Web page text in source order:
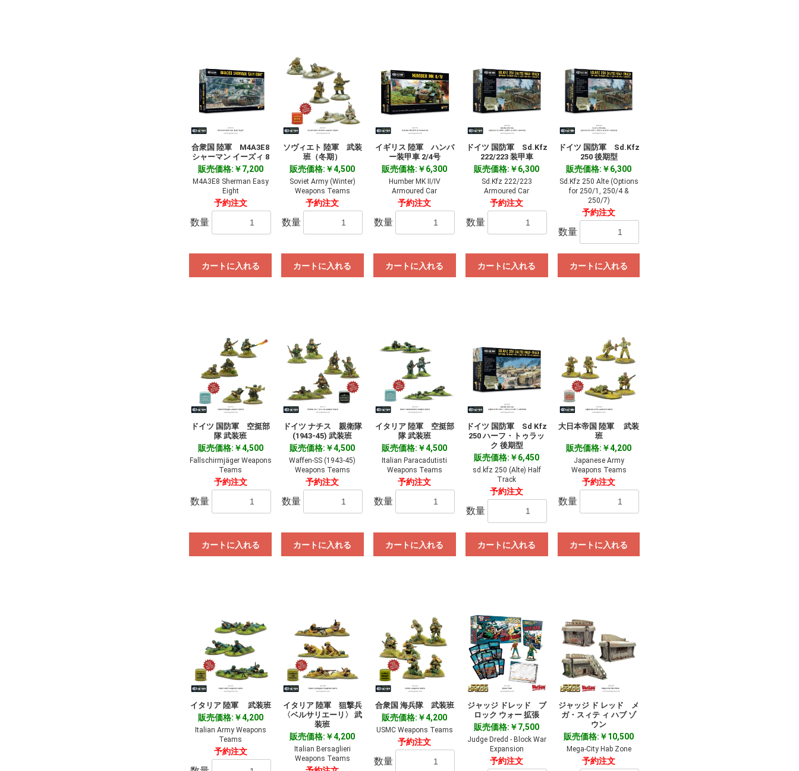
合衆国 陸軍 M4A3E8
シャーマン イーズィ 8
販売価格:￥7,200
M4A3E8 Sherman Easy
Eight
予約注文
数量
カートに入れる
ソヴィエト 陸軍 武装
班（冬期）
販売価格:￥4,500
Soviet Army (Winter)
Weapons Teams
予約注文
数量
カートに入れる
イギリス 陸軍 ハンバ
ー装甲車 2/4号
販売価格:￥6,300
Humber MK II/IV
Armoured Car
予約注文
数量
カートに入れる
ドイツ 国防軍 Sd.Kfz
222/223 装甲車
販売価格:￥6,300
Sd.Kfz 222/223
Armoured Car
予約注文
数量
カートに入れる
ドイツ 国防軍 Sd.Kfz
250 後期型
販売価格:￥6,300
Sd.Kfz 250 Alte (Options
for 250/1, 250/4 &
250/7)
予約注文
数量
カートに入れる
ドイツ 国防軍 空挺部
隊 武装班
販売価格:￥4,500
Fallschirmjäger Weapons
Teams
予約注文
数量
カートに入れる
ドイツ ナチス 親衛隊
(1943-45) 武装班
販売価格:￥4,500
Waffen-SS (1943-45)
Weapons Teams
予約注文
数量
カートに入れる
イタリア 陸軍 空挺部
隊 武装班
販売価格:￥4,500
Italian Paracadutisti
Weapons Teams
予約注文
数量
カートに入れる
ドイツ 国防軍 Sd Kfz
250 ハーフ・トゥラッ
ク 後期型
販売価格:￥6,450
sd.kfz 250 (Alte) Half
Track
予約注文
数量
カートに入れる
大日本帝国 陸軍 武装
班
販売価格:￥4,200
Japanese Army
Weapons Teams
予約注文
数量
カートに入れる
イタリア 陸軍 武装班
販売価格:￥4,200
Italian Army Weapons
Teams
予約注文
イタリア 陸軍 狙撃兵
〈ベルサリエーリ〉 武
装班
販売価格:￥4,200
Italian Bersaglieri
Weapons Teams
合衆国 海兵隊 武装班
販売価格:￥4,200
USMC Weapons Teams
予約注文
数量
ジャッジ ドレッド ブ
ロック ウォー 拡張
販売価格:￥7,500
Judge Dredd - Block War
Expansion
予約注文
ジャッジ ド レッド メ
ガ・スィテ ィ ハブ ゾ
ウン
販売価格:￥10,500
Mega-City Hab Zone
予約注文